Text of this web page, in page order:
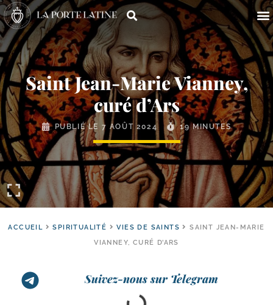
Saint Jean-​Marie Vianney,
curé d’Ars
PUBLIÉ LE 7 AOÛT 2024 19 MINUTES
ACCUEIL SPIRITUALITÉ VIES DE SAINTS
SAINT JEAN-MARIE
VIANNEY, CURÉ D’ARS
Suivez-nous sur Telegram